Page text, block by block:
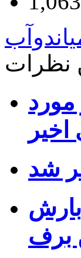
نظرات
مورد
شد
برف